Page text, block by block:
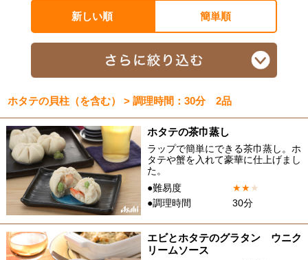
新しい順 簡単順
ホタテの貝柱（を含む） > 調理時間：30分 2品
ホタテの茶巾蒸し
ラップで簡単にできる茶巾蒸し。ホ
タテや蟹を入れて豪華に仕上げまし
た。
●難易度
★★★
●調理時間
30分
エビとホタテのグラタン ウニク
リームソース